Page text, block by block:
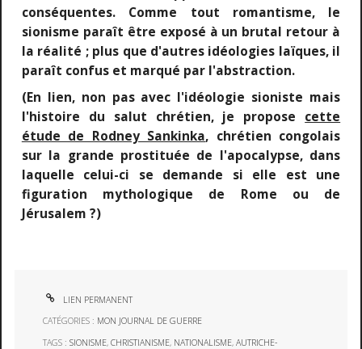
conséquentes. Comme tout romantisme, le
sionisme paraît être exposé à un brutal retour à
la réalité ; plus que d'autres idéologies laïques, il
paraît confus et marqué par l'abstraction.
(En lien, non pas avec l'idéologie sioniste mais
l'histoire du salut chrétien, je propose cette
étude de Rodney Sankinka, chrétien congolais
sur la grande prostituée de l'apocalypse, dans
laquelle celui-ci se demande si elle est une
figuration mythologique de Rome ou de
Jérusalem ?)
LIEN PERMANENT
CATÉGORIES : MON JOURNAL DE GUERRE
TAGS :SIONISME,CHRISTIANISME, NATIONALISME,AUTRICHE-